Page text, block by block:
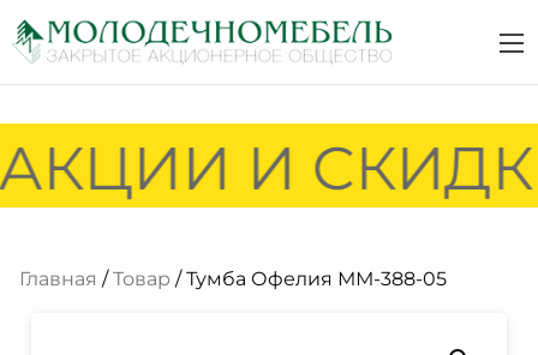
И
Главная /Товар / Тумба Офелия ММ-388-05